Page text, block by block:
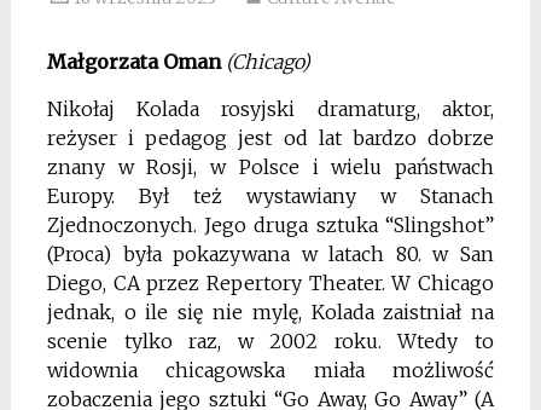
Małgorzata Oman (Chicago)
Nikołaj Kolada rosyjski dramaturg, aktor,
reżyser i pedagog jest od lat bardzo dobrze
znany w Rosji, w Polsce i wielu państwach
Europy. Był też wystawiany w Stanach
Zjednoczonych. Jego druga sztuka “Slingshot”
(Proca) była pokazywana w latach 80. w San
Diego, CA przez Repertory Theater. W Chicago
jednak, o ile się nie mylę, Kolada zaistniał na
scenie tylko raz, w 2002 roku. Wtedy to
widownia chicagowska miała możliwość
zobaczenia jego sztuki “Go Away, Go Away” (A